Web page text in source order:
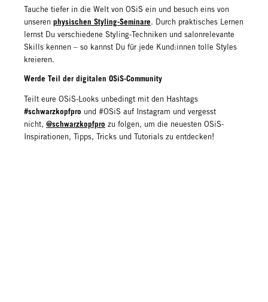
Tauche tiefer in die Welt von OSiS ein und besuch eins von
unseren physischen Styling-Seminare. Durch praktisches Lernen
lernst Du verschiedene Styling-Techniken und salonrelevante
Skills kennen – so kannst Du für jede Kund:innen tolle Styles
kreieren.
Werde Teil der digitalen OSiS-Community
Teilt eure OSiS-Looks unbedingt mit den Hashtags
#schwarzkopfpro und #OSiS auf Instagram und vergesst
nicht, @schwarzkopfpro zu folgen, um die neuesten OSiS-
Inspirationen, Tipps, Tricks und Tutorials zu entdecken!